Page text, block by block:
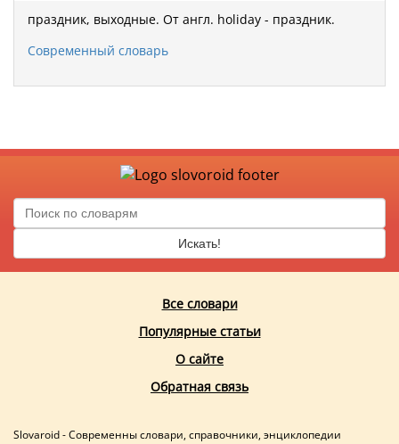
праздник, выходные. От англ. holiday - праздник.
Современный словарь
Искать!
Все словари
Популярные статьи
О сайте
Обратная связь
Slovaroid - Современны словари, справочники, энциклопедии